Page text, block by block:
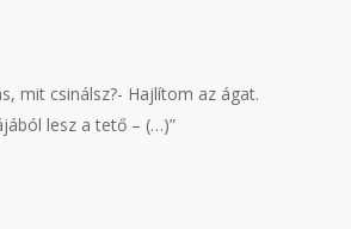
mit csinálsz?- Hajlítom az ágat.
lesz a tető – (…)”